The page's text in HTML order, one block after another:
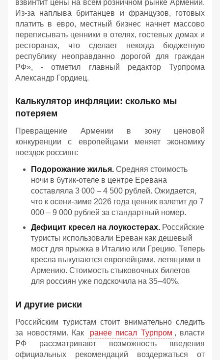
взвинтит цены на всем розничном рынке Армении.
Из-за наплыва британцев и французов, готовых
платить в евро, местный бизнес начнет массово
переписывать ценники в отелях, гостевых домах и
ресторанах, что сделает некогда бюджетную
республику неоправданно дорогой для граждан
РФ», - отметил главный редактор Турпрома
Александр Гордиец.
Калькулятор инфляции: сколько мы
потеряем
Превращение Армении в зону ценовой
конкуренции с европейцами меняет экономику
поездок россиян:
Подорожание жилья. Средняя стоимость
ночи в бутик-отеле в центре Еревана
составляла 3 000 – 4 500 рублей. Ожидается,
что к осени-зиме 2026 года ценник взлетит до 7
000 – 9 000 рублей за стандартный номер.
Дефицит кресел на лоукостерах. Российские
туристы использовали Ереван как дешевый
мост для прыжка в Италию или Грецию. Теперь
кресла выкупаются европейцами, летящими в
Армению. Стоимость стыковочных билетов
для россиян уже подскочила на 35–40%.
И другие риски
Российским туристам стоит внимательно следить
за новостями. Как
ранее писал Турпром , власти
РФ рассматривают возможность введения
официальных рекомендаций воздержаться от